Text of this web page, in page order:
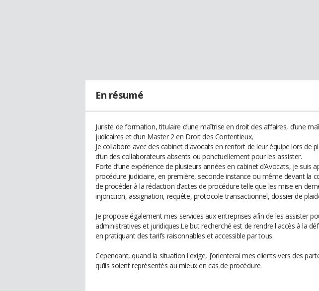
En résumé
Juriste de formation, titulaire d’une maîtrise en droit des affaires, d’une
judicaires et d’un Master 2 en Droit des Contentieux,
Je collabore avec des cabinet d'avocats en renfort de leur équipe lors de
d’un des collaborateurs absents ou ponctuellement pour les assister.
Forte d’une expérience de plusieurs années en cabinet d’Avocats, je suis
procédure judiciaire, en première, seconde instance ou même devant la
de procéder à la rédaction d’actes de procédure telle que les mise en
injonction, assignation, requête, protocole transactionnel, dossier de
Je propose également mes services aux entreprises afin de les assister
administratives et juridiques.Le but recherché est de rendre l'accès à la
en pratiquant des tarifs raisonnables et accessible par tous.
Cependant, quand la situation l'exige, j’orienterai mes clients vers des
qu’ils soient représentés au mieux en cas de procédure.